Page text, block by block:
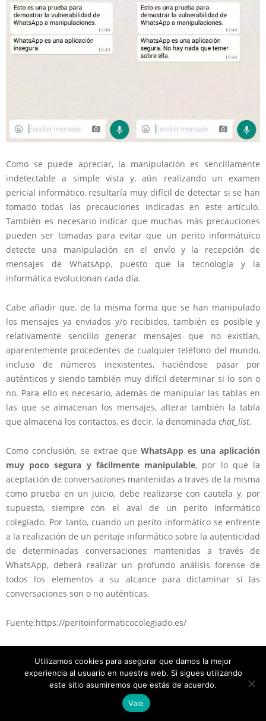
Como se puede apreciar, la manipulación es sencillamente
indetectable a simple vista y, aún realizando un examen
pericial informático, resultaría muy difícil de detectar si se han
tomado todas las precauciones indicadas en este artículo.
También es necesario indicar que muchas más precauciones
pueden ser tomadas para evitar que un perito informátuico
detecte una manipulación en el envío y la recepción de
mensajes de WhatsApp, puesto que la tecnología y la
informática evolucionan cada día.
Cabe añadir que, de la misma forma que se han manipulado
los mensajes ya enviados y/o recibidos, también es posible y
relativamente sencillo generar mensajes que no existían,
aparentemente procedentes de cualquier teléfono del mundo,
incluso de números inexistentes, haciéndose pasar por
auténticos y siendo también muy difícil determinar si lo son o
no. Para ello es necesario, además de manipular las tablas en
las que se almacenan los mensajes, alterar también la tabla
que almacena los contactos, es decir, la denominada chat_list.
Como conclusión, se extrae queWhatsApp es una aplicación
muy poco segura y fácilmente manipulable, por lo que la
aceptación de conversaciones mantenidas a través de la misma
como prueba en un juicio, debe realizarse con cautela y, por
supuesto, siempre con el aval de un perito informático
colegiado. Por tanto, cuando un perito informático se enfrente
a la realización de un peritaje informático sobre la autenticidad
de determinadas conversaciones mantenidas a través de
WhatsApp, deberá realizar un profundo análisis forense de
todos los elementos a su alcance para dictaminar si las
conversaciones son o no auténticas.
Fuente:https://peritoinformaticocolegiado.es/
Utilizamos cookies para asegurar que damos la mejor
experiencia al usuario en nuestra web. Si sigues utilizando
este sitio asumiremos que estás de acuerdo.
Vale